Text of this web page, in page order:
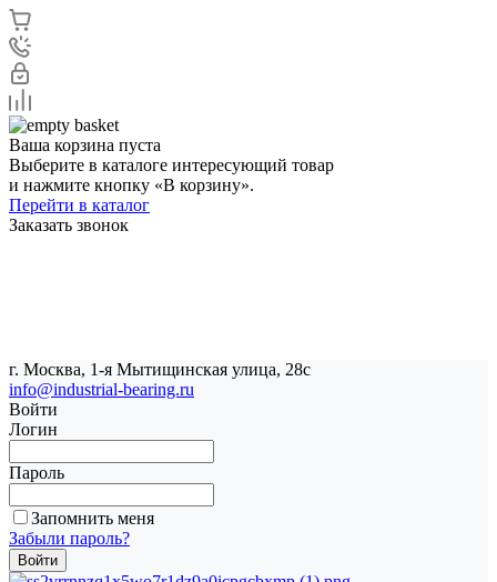
Ваша корзина пуста
Выберите в каталоге интересующий товар
и нажмите кнопку «В корзину».
Перейти в каталог
Заказать звонок
г. Москва, 1-я Мытищинская улица, 28с
info@industrial-bearing.ru
Войти
Логин
Пароль
Запомнить меня
Забыли пароль?